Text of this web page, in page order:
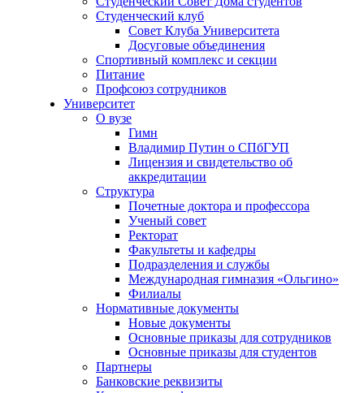
Студенческий клуб
Совет Клуба Университета
Досуговые объединения
Спортивный комплекс и секции
Питание
Профсоюз сотрудников
Университет
О вузе
Гимн
Владимир Путин о СПбГУП
Лицензия и свидетельство об
аккредитации
Структура
Почетные доктора и профессора
Ученый совет
Ректорат
Факультеты и кафедры
Подразделения и службы
Международная гимназия «Ольгино»
Филиалы
Нормативные документы
Новые документы
Основные приказы для сотрудников
Основные приказы для студентов
Партнеры
Банковские реквизиты